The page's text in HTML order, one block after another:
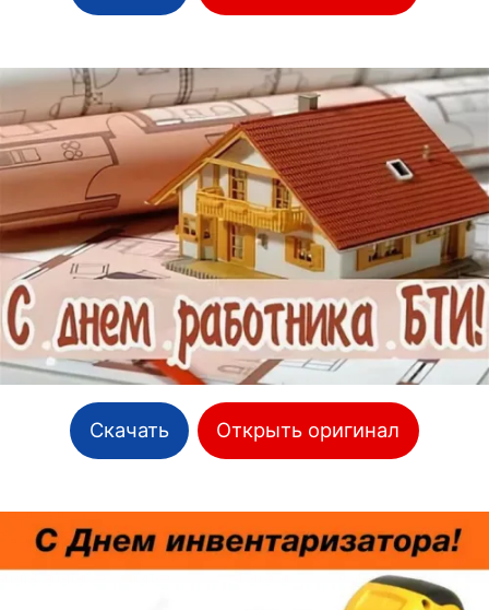
Скачать Открыть оригинал